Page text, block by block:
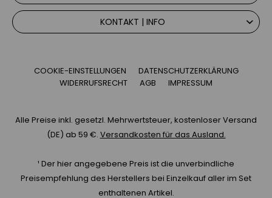
KONTAKT | INFO
COOKIE-EINSTELLUNGEN
DATENSCHUTZERKLÄRUNG
WIDERRUFSRECHT
AGB IMPRESSUM
Alle Preise inkl. gesetzl. Mehrwertsteuer, kostenloser Versand
(DE) ab 59 €. Versandkosten für das Ausland.
¹ Der hier angegebene Preis ist die unverbindliche
Preisempfehlung des Herstellers bei Einzelkauf aller im Set
enthaltenen Artikel.